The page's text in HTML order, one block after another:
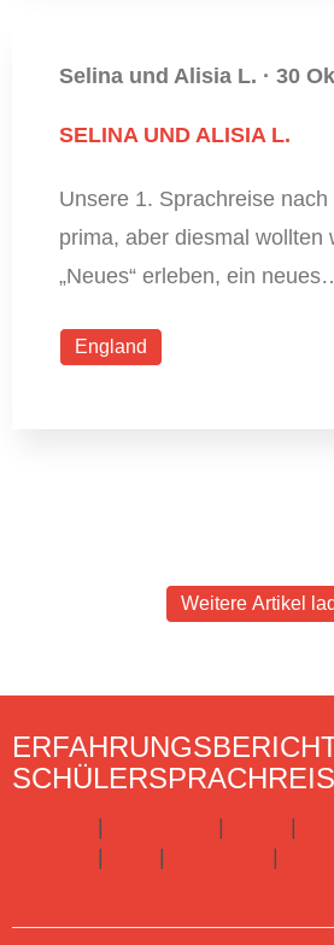
Selina und Alisia L. · 30
SELINA UND ALISIA L.
Unsere 1. Sprachreise
prima, aber diesmal wollten
„Neues“ erleben, ein
England
Weitere Artikel